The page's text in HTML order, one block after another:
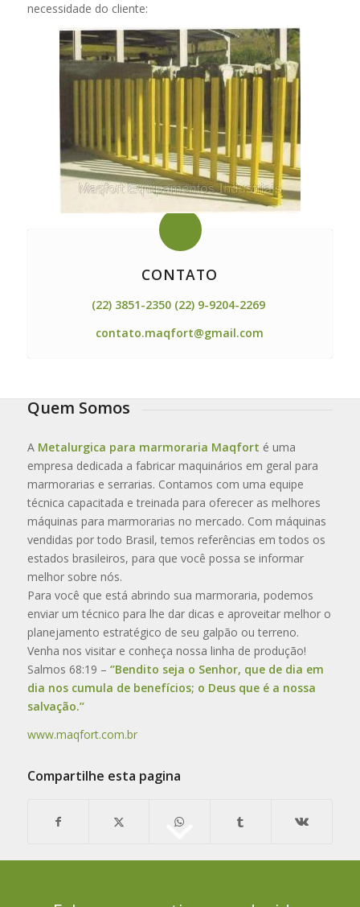
necessidade do cliente:
CONTATO
(22) 3851-2350 (22) 9-9204-2269
contato.maqfort@gmail.com
Quem Somos
A Metalurgica para marmoraria Maqfort é uma
empresa dedicada a fabricar maquinários em geral para
marmorarias e serrarias. Contamos com uma equipe
técnica capacitada e treinada para oferecer as melhores
máquinas para marmorarias no mercado. Com máquinas
vendidas por todo Brasil, temos referências em todos os
estados brasileiros, para que você possa se informar
melhor sobre nós.
Para você que está abrindo sua marmoraria, podemos
enviar um técnico para lhe dar dicas e aproveitar melhor o
planejamento estratégico de seu galpão ou terreno.
Venha nos visitar e conheça nossa linha de produção!
Salmos 68:19 – ‘’Bendito seja o Senhor, que de dia em
dia nos cumula de benefícios; o Deus que é a nossa
salvação.’’
www.maqfort.com.br
Compartilhe esta pagina